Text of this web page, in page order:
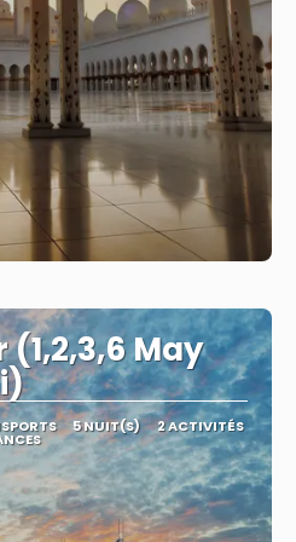
May
5 NUIT(S) 2 ACTIVITÉS